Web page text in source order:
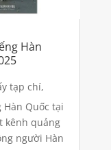
Hàn
tạp chí,
Hàn Quốc tại
kênh quảng
người Hàn